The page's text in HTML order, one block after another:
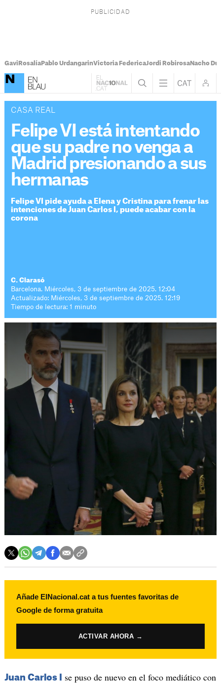
Gavi RosalíaPablo UrdangarinVictoria FedericaJordi RobirosaNacho
CASA REAL
Felipe VI está intentando
que su padre no venga a
Madrid presionando a sus
hermanas
Felipe VI pide ayuda a Elena y Cristina para frenar las
intenciones de Juan Carlos I, puede acabar con la
corona
C. Clarasó
Barcelona. Miércoles, 3 de septiembre de 2025. 12:04
Actualizado: Miércoles, 3 de septiembre de 2025. 12:19
Tiempo de lectura: 1 minuto
Añade ElNacional.cat a tus fuentes favoritas de
Google de forma gratuita
ACTIVAR AHORA →
Juan Carlos I
se puso de nuevo en el foco mediático con